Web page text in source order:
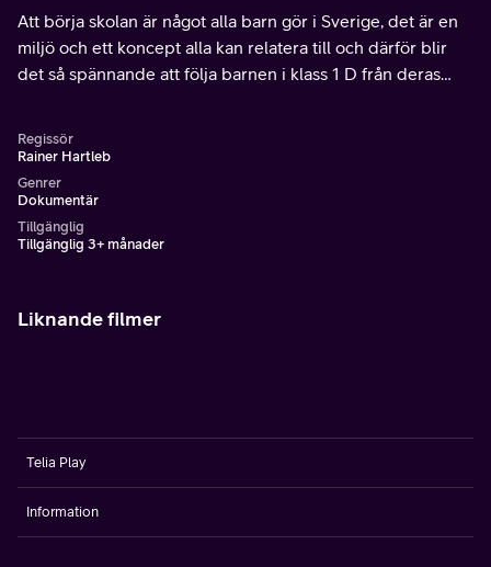
Att börja skolan är något alla barn gör i Sverige, det är en
miljö och ett koncept alla kan relatera till och därför blir
det så spännande att följa barnen i klass 1 D från deras
Regissör
Rainer Hartleb
Genrer
Dokumentär
Tillgänglig
Tillgänglig 3+ månader
Liknande filmer
Telia Play
Information